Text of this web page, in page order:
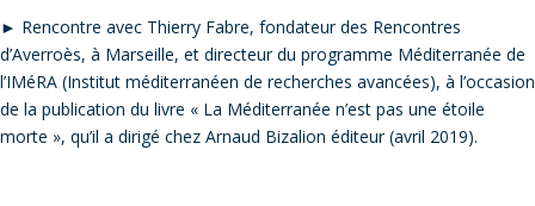
► Rencontre avec Thierry Fabre, fondateur des Rencontres
d’Averroès, à Marseille, et directeur du programme Méditerranée de
l’IMéRA (Institut méditerranéen de recherches avancées), à l’occasion
de la publication du livre « La Méditerranée n’est pas une étoile
morte », qu’il a dirigé chez Arnaud Bizalion éditeur (avril 2019).